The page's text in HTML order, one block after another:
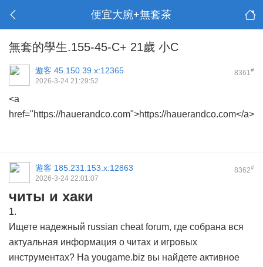
便宜大腕+無套茶
無套的學生.155-45-C+ 21歲 小C
8361#
遊客 45.150.39.x:12365
2026-3-24 21:29:52
<a
href="https://hauerandco.com">https://hauerandco.com</a>
8362#
遊客 185.231.153.x:12863
2026-3-24 22:01:07
читы и хаки
1.
Ищете надежный russian cheat forum, где собрана вся
актуальная информация о читах и игровых
инструментах? На yougame.biz вы найдете активное